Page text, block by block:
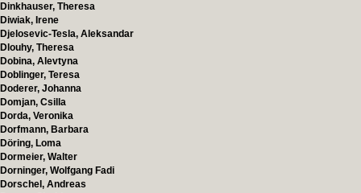
Dinkhauser, Theresa
Diwiak, Irene
Djelosevic-Tesla, Aleksandar
Dlouhy, Theresa
Dobina, Alevtyna
Doblinger, Teresa
Doderer, Johanna
Domjan, Csilla
Dorda, Veronika
Dorfmann, Barbara
Döring, Loma
Dormeier, Walter
Dorninger, Wolfgang Fadi
Dorschel, Andreas